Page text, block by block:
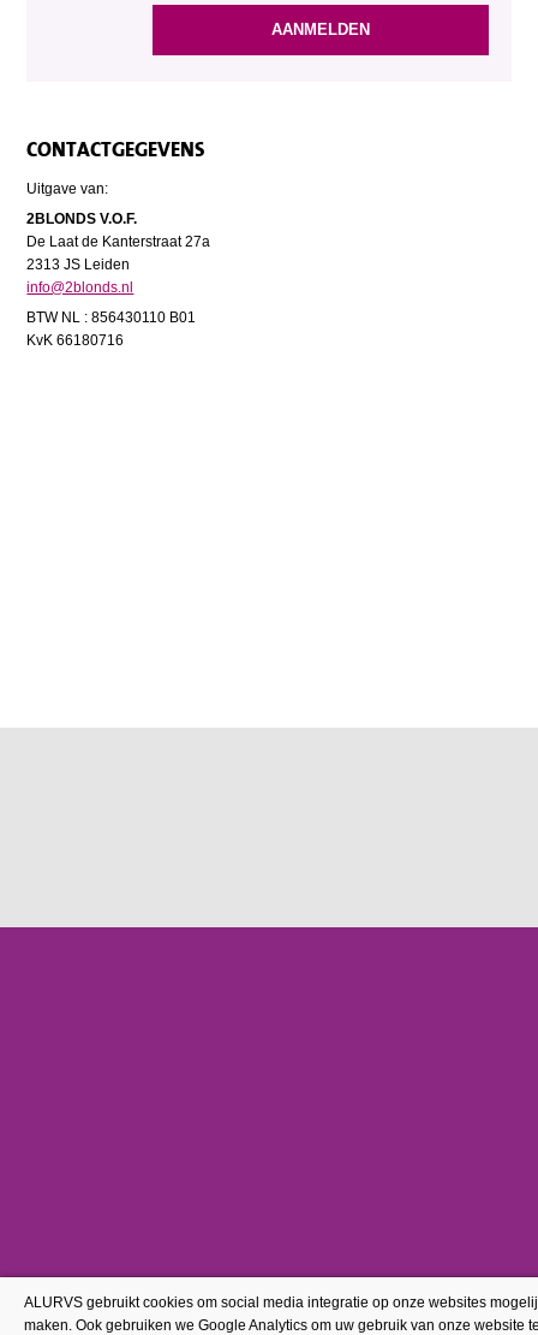
CONTACTGEGEVENS
Uitgave van:
2BLONDS V.O.F.
De Laat de Kanterstraat 27a
2313 JS Leiden
info@2blonds.nl
BTW NL : 856430110 B01
KvK 66180716
ALURVS gebruikt cookies om social media integratie op onze websites
maken. Ook gebruiken we Google Analytics om uw gebruik van onze website